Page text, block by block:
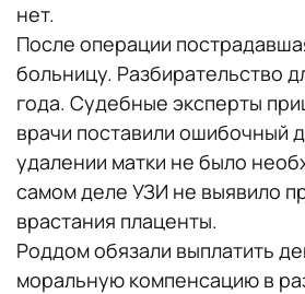
нет.
После операции
больницу. Разбирательство
года. Судебные эксперты
врачи поставили ошибочный
удалении матки не было
самом деле УЗИ не выявило
врастания плаценты.
Роддом обязали выплатить
моральную компенсацию в